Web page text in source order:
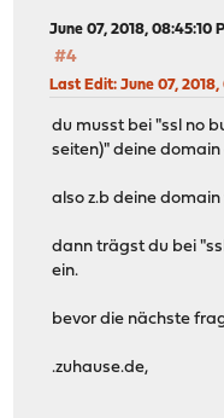
June 07, 2018, 08:45:10
#4
Last Edit: June 07,
du musst bei "ssl no
seiten)" deine
also z.b deine
dann trägst du bei
ein.
bevor die nächste
.zuhause.de,